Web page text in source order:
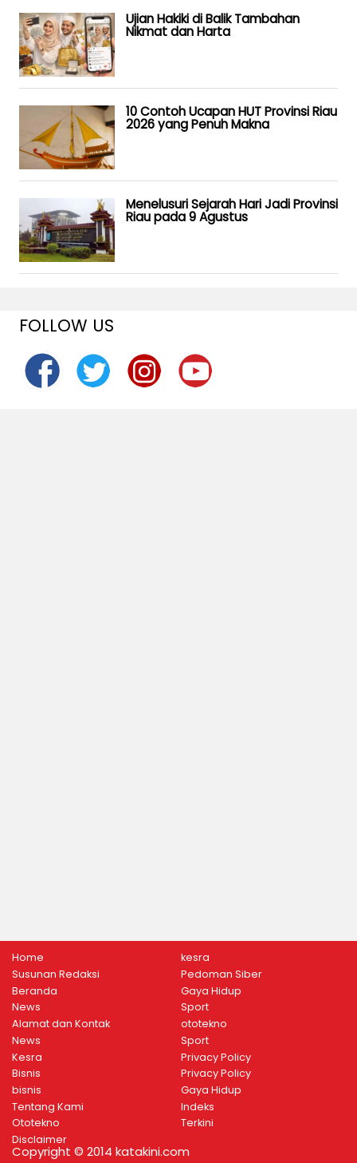
Ujian Hakiki di Balik Tambahan
Nikmat dan Harta
10 Contoh Ucapan HUT Provinsi Riau
2026 yang Penuh Makna
Menelusuri Sejarah Hari Jadi Provinsi
Riau pada 9 Agustus
FOLLOW US
Home
Susunan Redaksi
Beranda
News
Alamat dan Kontak
News
Kesra
Bisnis
bisnis
Tentang Kami
Ototekno
Disclaimer
kesra
Pedoman Siber
Gaya Hidup
Sport
ototekno
Sport
Privacy Policy
Privacy Policy
Gaya Hidup
Indeks
Terkini
Copyright © 2014 katakini.com